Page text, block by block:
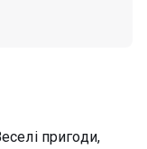
пригоди,